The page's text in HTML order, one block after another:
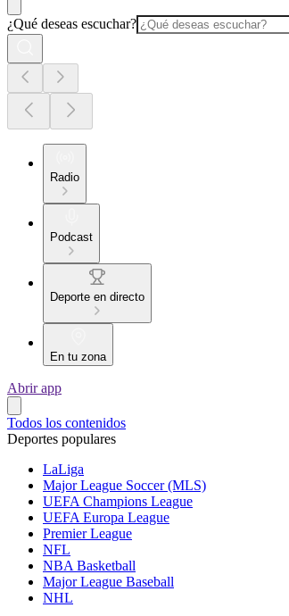
¿Qué deseas escuchar?
Radio
Podcast
Deporte en directo
En tu zona
Abrir app
Todos los contenidos
Deportes populares
LaLiga
Major League Soccer (MLS)
UEFA Champions League
UEFA Europa League
Premier League
NFL
NBA Basketball
Major League Baseball
NHL